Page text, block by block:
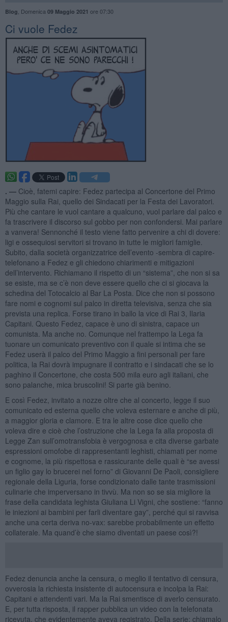
Blog Domenica 09 Maggio 2021 ore 07:30
​Ci vuole Fedez
. — Cioè, fatemi capire: Fedez partecipa al Concertone del Primo
Maggio sulla Rai, quello dei Sindacati per la Festa dei Lavoratori.
Più che cantare le vuol cantare a qualcuno, vuol parlare dal palco e
fa trascrivere il discorso sul gobbo per non confondersi. Mai parlare
a vanvera! Sennonché il testo viene fatto pervenire a chi di dovere:
ligi e ossequiosi servitori si trovano in tutte le migliori famiglie.
Subito, dalla società organizzatrice dell’evento -sembra di capire-
telefonano a Fedez e gli chiedono chiarimenti e mitigazioni
dell’intervento. Richiamano il rispetto di un “sistema”, che non si sa
se esiste, ma se c’è non deve essere quello che ci si giocava la
schedina del Totocalcio al Bar La Posta. Dice che non si possono
fare nomi e cognomi sul palco in diretta televisiva, senza che sia
prevista una replica. Forse tirano in ballo la vice di Rai 3, Ilaria
Capitani. Questo Fedez, capace è uno di sinistra, capace un
comunista. Ma anche no. Comunque nel frattempo la Lega fa
tuonare un comunicato preventivo con il quale si intima che se
Fedez userà il palco del Primo Maggio a fini personali per fare
politica, la Rai dovrà impugnare il contratto e i sindacati che se lo
paghino il Concertone, che costa 500 mila euro agli italiani, che
sono palanche, mica bruscolini! Si parte già benino.
E così Fedez, invitato a nozze oltre che al concerto, legge il suo
comunicato ed esterna quello che voleva esternare e anche di più,
a maggior gloria e clamore. E tra le altre cose dice quello che
voleva dire e cioè che l’ostruzione che la Lega fa alla proposta di
Legge Zan sull’omotransfobia è vergognosa e cita diverse garbate
espressioni omofobe di rappresentanti leghisti, chiamati per nome
e cognome, la più rispettosa e rassicurante delle quali è “se avessi
un figlio gay lo brucerei nel forno” di Giovanni De Paoli, consigliere
regionale della Liguria, forse condizionato dalle tante trasmissioni
culinarie che imperversano in tivvù. Ma non so se sia migliore la
frase della candidata leghista Giuliana Li Vigni, che sostiene: “fanno
le iniezioni ai bambini per farli diventare gay”, perché qui si ravvisa
anche una certa deriva no-vax: sarebbe probabilmente un effetto
collaterale. Ma quand’è che siamo diventati un paese così?!
Fedez denuncia anche la censura, o meglio il tentativo di censura,
ovverosia la richiesta insistente di autocensura e incolpa la Rai:
Capitani e attendenti vari. Ma la Rai smentisce di averlo censurato.
E, per tutta risposta, il rapper pubblica un video con la telefonata
ricevuta, che evidentemente aveva registrato. Della serie: chiamalo